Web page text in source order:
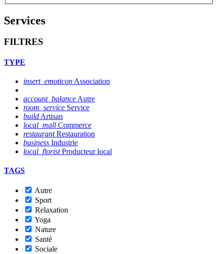
Services
FILTRES
TYPE
insert_emoticon Association
account_balance Autre
room_service Service
build Artisan
local_mall Commerce
restaurant Restauration
business Industrie
local_florist Producteur local
TAGS
Autre
Sport
Relaxation
Yoga
Nature
Santé
Sociale